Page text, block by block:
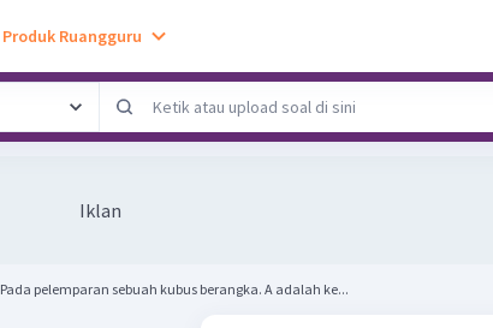
Produk Ruangguru
Iklan
Pada pelemparan sebuah kubus berangka. A adalah ke...